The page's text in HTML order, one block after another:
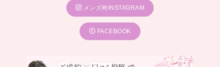
メンズ袴INSTAGRAM
FACEBOOK